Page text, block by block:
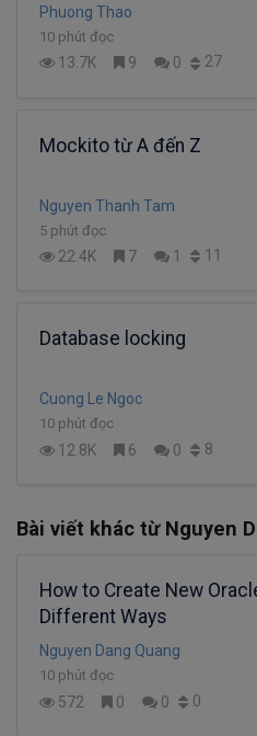
Phuong Thao
10 phút đọc
13.7K 9 0 27
Mockito từ A đến Z
Nguyen Thanh Tam
5 phút đọc
22.4K 7 1 11
Database locking
Cuong Le Ngoc
10 phút đọc
12.8K 6 0 8
Bài viết khác từ Nguyen
How to Create New
Different Ways
Nguyen Dang Quang
10 phút đọc
572 0 0 0